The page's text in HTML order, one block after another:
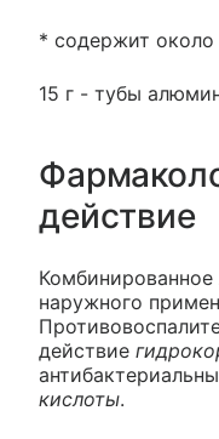
* содержит около
15 г - тубы
действие
Комбинированное
наружного
действие
кислоты.